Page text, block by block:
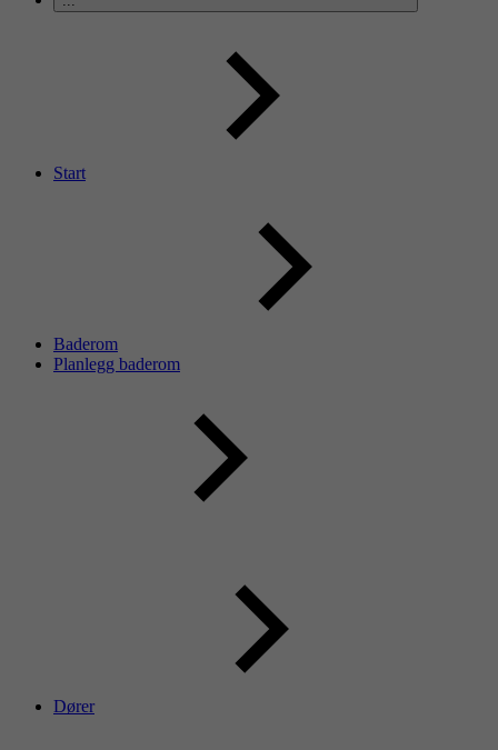
Start
Baderom
Planlegg baderom
Dører